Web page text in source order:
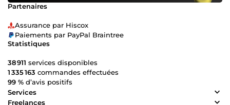
Partenaires
Assurance par Hiscox
Paiements par PayPal Braintree
Statistiques
38 911 services disponibles
1 335 163 commandes effectuées
99 % d’avis positifs
Services
Freelances